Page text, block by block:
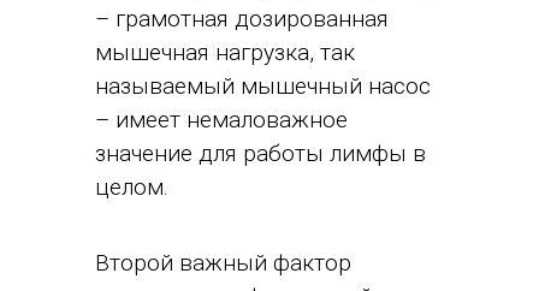
– грамотная дозированная
мышечная нагрузка, так
называемый мышечный насос
– имеет немаловажное
значение для работы лимфы в
целом.
Второй важный фактор